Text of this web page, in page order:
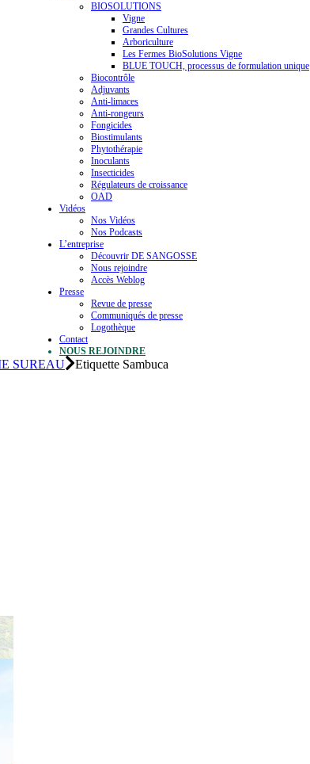
BIOSOLUTIONS
Vigne
Grandes Cultures
Arboriculture
Les Fermes BioSolutions Vigne
BLUE TOUCH, processus de formulation unique
Biocontrôle
Adjuvants
Anti-limaces
Anti-rongeurs
Fongicides
Biostimulants
Phytothérapie
Inoculants
Insecticides
Régulateurs de croissance
OAD
Vidéos
Nos Vidéos
Nos Podcasts
L’entreprise
Découvrir DE SANGOSSE
Nous rejoindre
Accès Weblog
Presse
Revue de presse
Communiqués de presse
Logothèque
Contact
NOUS REJOINDRE
SUREAU Etiquette Sambuca